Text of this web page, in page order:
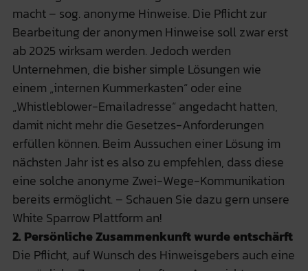
macht – sog. anonyme Hinweise. Die Pflicht zur
Bearbeitung der anonymen Hinweise soll zwar erst
ab 2025 wirksam werden. Jedoch werden
Unternehmen, die bisher simple Lösungen wie
einem „internen Kummerkasten“ oder eine
„Whistleblower-Emailadresse“ angedacht hatten,
damit nicht mehr die Gesetzes-Anforderungen
erfüllen können. Beim Aussuchen einer Lösung im
nächsten Jahr ist es also zu empfehlen, dass diese
eine solche anonyme Zwei-Wege-Kommunikation
bereits ermöglicht. – Schauen Sie dazu gern unsere
White Sparrow Plattform an!
2. Persönliche Zusammenkunft wurde entschärft
Die Pflicht, auf Wunsch des Hinweisgebers auch eine